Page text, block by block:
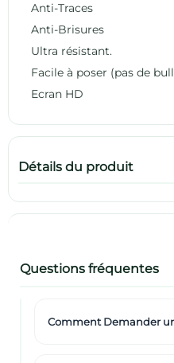
Anti-Traces
Anti-Brisures
Ultra résistant.
Facile à poser (pas de
Ecran HD
Détails du produit
Questions fréquentes
Comment Demander